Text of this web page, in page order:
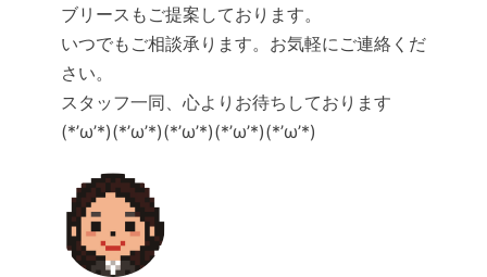
ブリースもご提案しております。
いつでもご相談承ります。お気軽にご連絡くだ
さい。
スタッフ一同、心よりお待ちしております
(*’ω’*)(*’ω’*)(*’ω’*)(*’ω’*)(*’ω’*)